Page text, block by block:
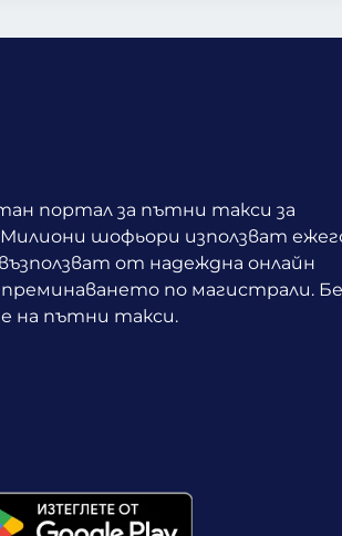
портал за пътни такси за
шофьори използват
от надеждна онлайн
по магистрали.
на пътни такси.